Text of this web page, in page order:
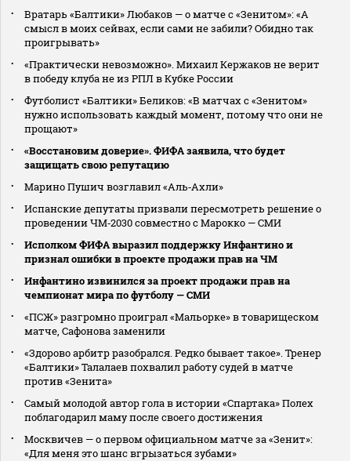
Вратарь «Балтики» Любаков — о матче с «Зенитом»: «А
смысл в моих сейвах, если сами не забили? Обидно так
проигрывать»
«Практически невозможно». Михаил Кержаков не верит
в победу клуба не из РПЛ в Кубке России
Футболист «Балтики» Беликов: «В матчах с «Зенитом»
нужно использовать каждый момент, потому что они не
прощают»
«Восстановим доверие». ФИФА заявила, что будет
защищать свою репутацию
Марино Пушич возглавил «Аль‑Ахли»
Испанские депутаты призвали пересмотреть решение о
проведении ЧМ‑2030 совместно с Марокко — СМИ
Исполком ФИФА выразил поддержку Инфантино и
признал ошибки в проекте продажи прав на ЧМ
Инфантино извинился за проект продажи прав на
чемпионат мира по футболу — СМИ
«ПСЖ» разгромно проиграл «Мальорке» в товарищеском
матче, Сафонова заменили
«Здорово арбитр разобрался. Редко бывает такое». Тренер
«Балтики» Талалаев похвалил работу судей в матче
против «Зенита»
Самый молодой автор гола в истории «Спартака» Полех
поблагодарил маму после своего достижения
Москвичев — о первом официальном матче за «Зенит»:
«Для меня это шанс вгрызаться зубами»